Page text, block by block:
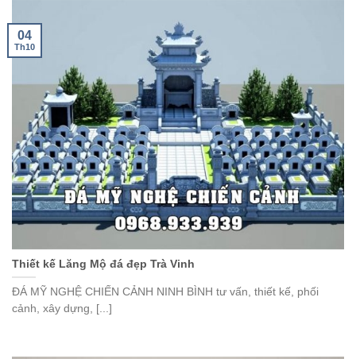
Thiết kế Lăng Mộ đá đẹp Trà Vinh
ĐÁ MỸ NGHỆ CHIẾN CẢNH NINH BÌNH tư vấn, thiết kế, phối
cảnh, xây dựng, [...]
04
Th10